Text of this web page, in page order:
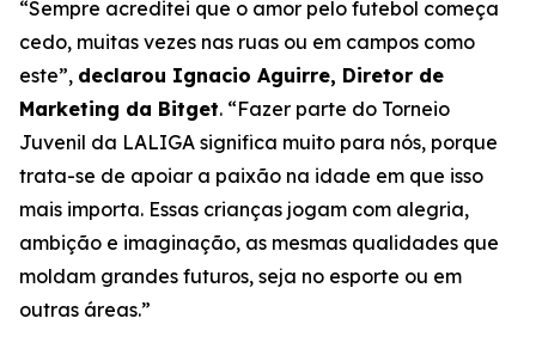
“Sempre acreditei que o amor pelo futebol começa
cedo, muitas vezes nas ruas ou em campos como
este”, declarou Ignacio Aguirre, Diretor de
Marketing da Bitget. “Fazer parte do Torneio
Juvenil da LALIGA significa muito para nós, porque
trata-se de apoiar a paixão na idade em que isso
mais importa. Essas crianças jogam com alegria,
ambição e imaginação, as mesmas qualidades que
moldam grandes futuros, seja no esporte ou em
outras áreas.”